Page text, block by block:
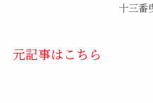
十三番
元記事はこちら